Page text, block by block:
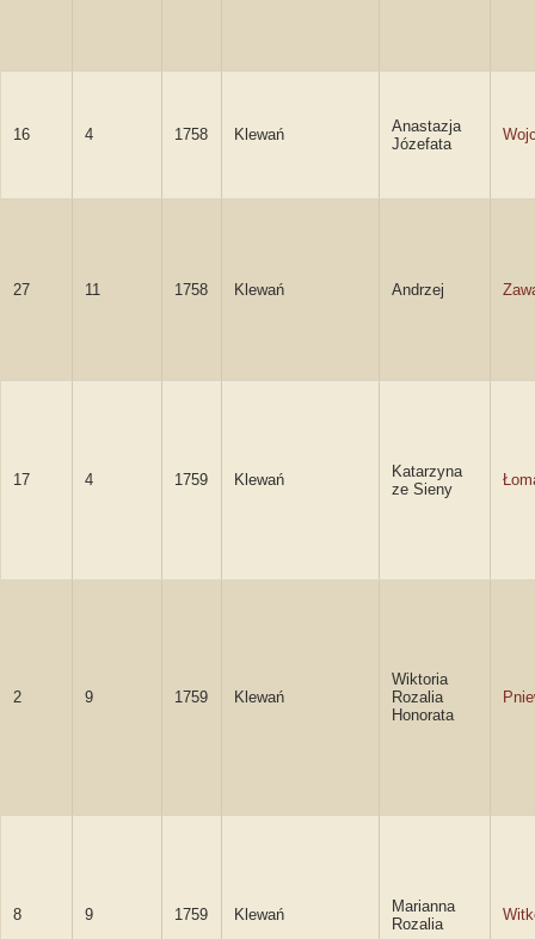
16 4 1758 Klewań
Anastazja
Józefata
27 11 1758 Klewań Andrzej
17 4 1759 Klewań
Katarzyna
ze Sieny
2 9 1759 Klewań
Wiktoria
Rozalia
Honorata
8 9 1759 Klewań
Marianna
Rozalia